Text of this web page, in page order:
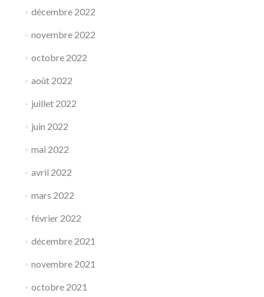
décembre 2022
novembre 2022
octobre 2022
août 2022
juillet 2022
juin 2022
mai 2022
avril 2022
mars 2022
février 2022
décembre 2021
novembre 2021
octobre 2021